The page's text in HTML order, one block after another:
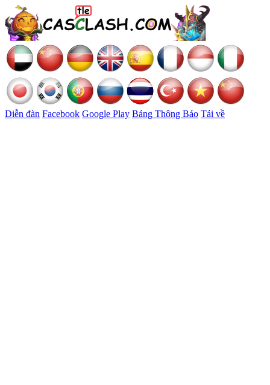
Diễn đàn Facebook Google Play Bảng Thông Báo Tải về